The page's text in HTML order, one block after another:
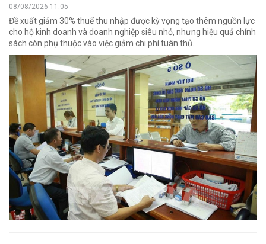
08/08/2026 11:05
Đề xuất giảm 30% thuế thu nhập được kỳ vọng tạo thêm nguồn lực
cho hộ kinh doanh và doanh nghiệp siêu nhỏ, nhưng hiệu quả chính
sách còn phụ thuộc vào việc giảm chi phí tuân thủ.